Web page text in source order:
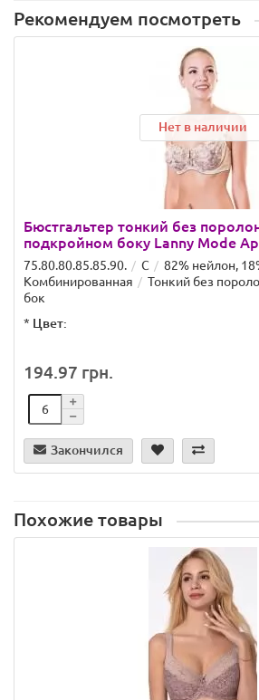
Рекомендуем посмотреть
Нет в наличии
Бюстгальтер тонкий без
подкройном боку Lanny Mode
75.80.80.85.85.90. C
82% нейлон,
Комбинированная
Тонкий без
бок
* Цвет:
194.97 грн.
Закончился
Похожие товары